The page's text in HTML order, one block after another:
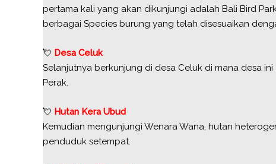
pertama kali yang akan dikunjungi adalah Bali Bird
berbagai Species burung yang telah disesuaikan
💘 Desa Celuk
Selanjutnya berkunjung di desa Celuk di mana desa
Perak.
💘 Hutan Kera Ubud
Kemudian mengunjungi Wenara Wana, hutan
penduduk setempat.